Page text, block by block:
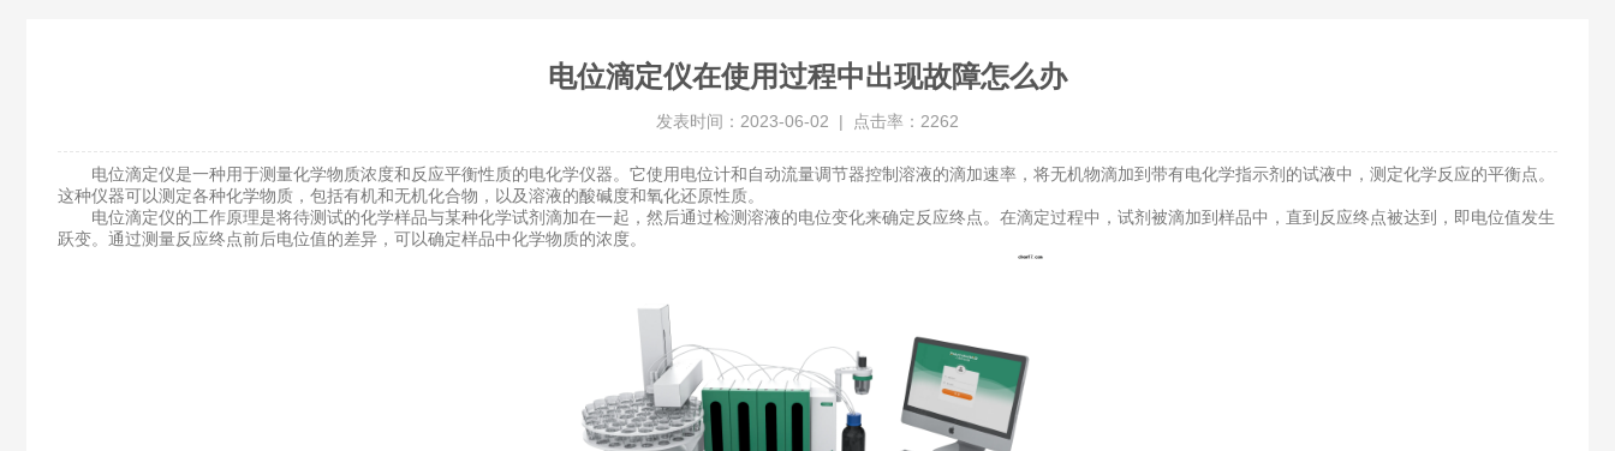
电位滴定仪在使用过程中出现故障怎么办
发表时间：2023-06-02 | 点击率：2262
电位滴定仪是一种用于测量化学物质浓度和反应平衡性质的电化学仪器。它使用电位计和自动流量调节器控制溶液的滴加速率，将无机物滴加到带有电化学指示剂的试液中，测定化学反应的平衡点。
这种仪器可以测定各种化学物质，包括有机和无机化合物，以及溶液的酸碱度和氧化还原性质。
电位滴定仪的工作原理是将待测试的化学样品与某种化学试剂滴加在一起，然后通过检测溶液的电位变化来确定反应终点。在滴定过程中，试剂被滴加到样品中，直到反应终点被达到，即电位值发生
跃变。通过测量反应终点前后电位值的差异，可以确定样品中化学物质的浓度。